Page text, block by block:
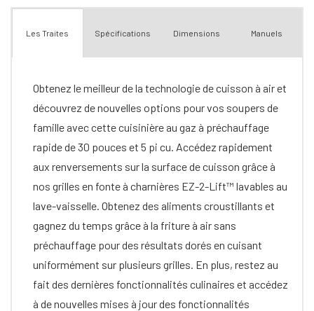
Les Traites Spécifications Dimensions Manuels
Obtenez le meilleur de la technologie de cuisson à air et
découvrez de nouvelles options pour vos soupers de
famille avec cette cuisinière au gaz à préchauffage
rapide de 30 pouces et 5 pi cu. Accédez rapidement
aux renversements sur la surface de cuisson grâce à
nos grilles en fonte à charnières EZ-2-Lift™ lavables au
lave-vaisselle. Obtenez des aliments croustillants et
gagnez du temps grâce à la friture à air sans
préchauffage pour des résultats dorés en cuisant
uniformément sur plusieurs grilles. En plus, restez au
fait des dernières fonctionnalités culinaires et accédez
à de nouvelles mises à jour des fonctionnalités